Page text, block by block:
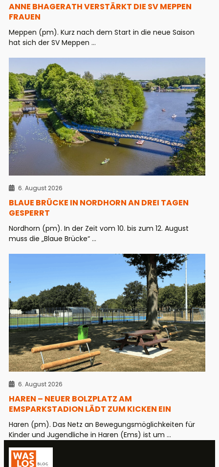
ANNE BHAGERATH VERSTÄRKT DIE SV MEPPEN
FRAUEN
Meppen (pm). Kurz nach dem Start in die neue Saison
hat sich der SV Meppen ...
6. August 2026
BLAUE BRÜCKE IN NORDHORN AN DREI TAGEN
GESPERRT
Nordhorn (pm). In der Zeit vom 10. bis zum 12. August
muss die „Blaue Brücke“ ...
6. August 2026
HAREN – NEUER BOLZPLATZ AM
EMSPARKSTADION LÄDT ZUM KICKEN EIN
Haren (pm). Das Netz an Bewegungsmöglichkeiten für
Kinder und Jugendliche in Haren (Ems) ist um ...